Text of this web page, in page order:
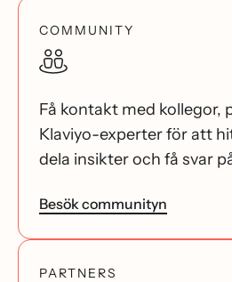
COMMUNITY
Få kontakt med kollegor,
Klaviyo-experter för att
dela insikter och få svar
Besök communityn
PARTNERS